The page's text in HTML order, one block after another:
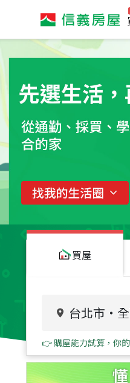
買屋
台北市 ・
👉 購屋能力試算，你